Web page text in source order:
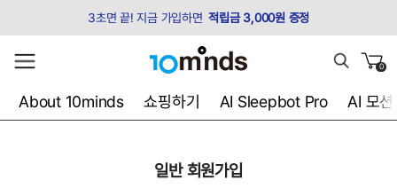
3초면 끝! 지금 가입하면 적립금 3,000원 증정
0
About 10minds 쇼핑하기 AI Sleepbot Pro AI 모션
일반 회원가입